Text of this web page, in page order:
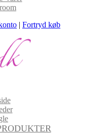
| Fortryd køb